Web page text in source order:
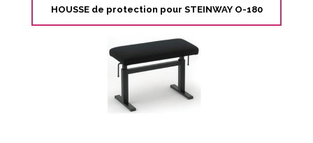
HOUSSE de protection pour STEINWAY O-180